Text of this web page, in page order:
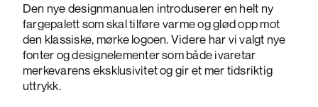
Den nye designmanualen introduserer en helt ny
fargepalett som skal tilføre varme og glød opp mot
den klassiske, mørke logoen. Videre har vi valgt nye
fonter og designelementer som både ivaretar
merkevarens eksklusivitet og gir et mer tidsriktig
uttrykk.